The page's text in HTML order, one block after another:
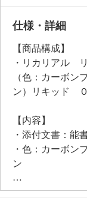
ができます。
ハリを与えて、
ーゲン、１，２−
リセリン）、肌
（ザイモモナス
チミツエキス）
仕様・詳細
【商品構成】
・リカリアル
（色：カーボン
ン）リキッド
【内容】
・添付文書：能
・色：カーボン
ン
【原産国（地）】
・中国製